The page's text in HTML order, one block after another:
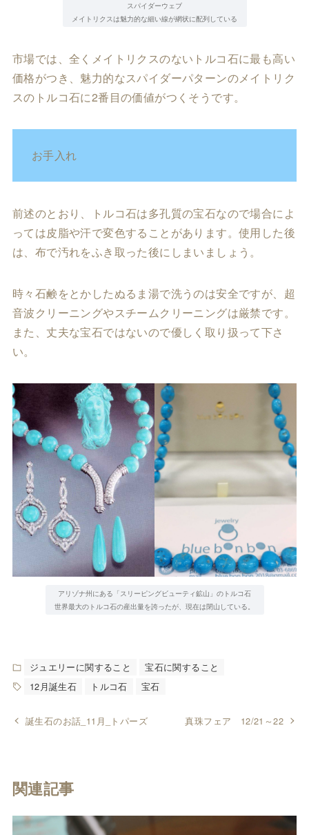
スパイダーウェブ
メイトリクスは魅力的な細い線が網状に配列している
市場では、全くメイトリクスのないトルコ石に最も高い
価格がつき、魅力的なスパイダーパターンのメイトリク
スのトルコ石に2番目の価値がつくそうです。
お手入れ
前述のとおり、トルコ石は多孔質の宝石なので場合によ
っては皮脂や汗で変色することがあります。使用した後
は、布で汚れをふき取った後にしまいましょう。
時々石鹸をとかしたぬるま湯で洗うのは安全ですが、超
音波クリーニングやスチームクリーニングは厳禁です。
また、丈夫な宝石ではないので優しく取り扱って下さ
い。
アリゾナ州にある「スリーピングビューティ鉱山」のトルコ石
世界最大のトルコ石の産出量を誇ったが、現在は閉山している。
ジュエリーに関すること
宝石に関すること
12月誕生石
トルコ石 宝石
誕生石のお話_11月_トパーズ 真珠フェア 12/21～22
関連記事